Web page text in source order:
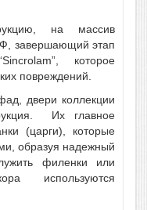
на массив
завершающий этап
которое
повреждений.
двери коллекции
Их главное
(царги), которые
образуя надежный
филенки или
используются